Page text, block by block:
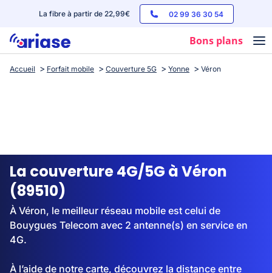
La fibre à partir de 22,99€ 02 99 36 30 54
Bons plans
Box internet
Streaming
Accueil Forfait mobile Couverture 5G Yonne Véron
La couverture 4G/5G à Véron
(89510)
À Véron, le meilleur réseau mobile est celui de
Bouygues Telecom avec 2 antenne(s) en service en
4G.
À l’aide de notre carte, découvrez la distance entre